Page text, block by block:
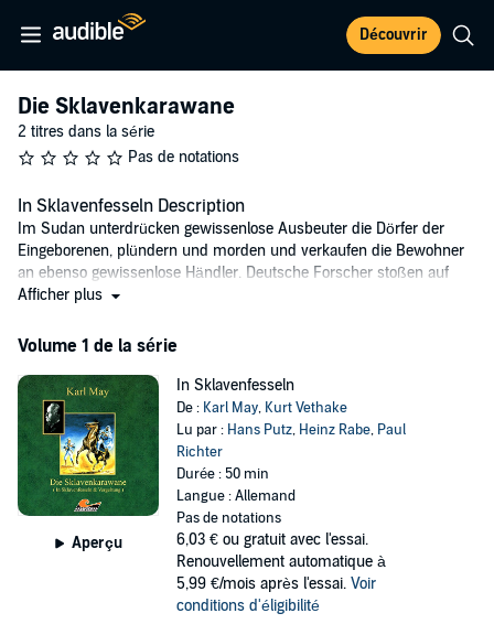
Découvrir
Die Sklavenkarawane
2 titres dans la série
Pas de notations
In Sklavenfesseln Description
Im Sudan unterdrücken gewissenlose Ausbeuter die Dörfer der
Eingeborenen, plündern und morden und verkaufen die Bewohner
an ebenso gewissenlose Händler. Deutsche Forscher stoßen auf
den schlimmsten aller Sklavenräuber, den "Vater des Todes".
©2016 Maritim Verlag, a Division of Skyscore Media GmbH (P)2016
Maritim Verlag, a Division of Skyscore Media GmbH
Afficher plus
Volume 1 de la série
Aperçu
In Sklavenfesseln
De : Karl May, Kurt Vethake
Lu par : Hans Putz, Heinz Rabe, Paul
Richter
Durée : 50 min
Langue : Allemand
Pas de notations
6,03 € ou gratuit avec l'essai.
Renouvellement automatique à
5,99 €/mois après l'essai. Voir
conditions d'éligibilité